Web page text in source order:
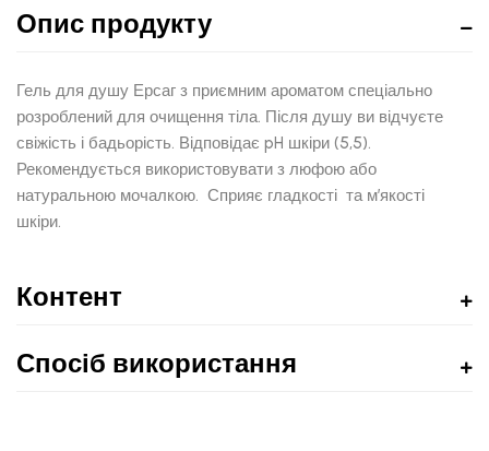
Опис продукту
Гель для душу Ерсаг з приємним ароматом спеціально
розроблений для очищення тіла. Після душу ви відчуєте
свіжість і бадьорість. Відповідає pH шкіри (5,5).
Рекомендується використовувати з люфою або
натуральною мочалкою. Сприяє гладкості та м’якості
шкіри.
Контент
Спосіб використання